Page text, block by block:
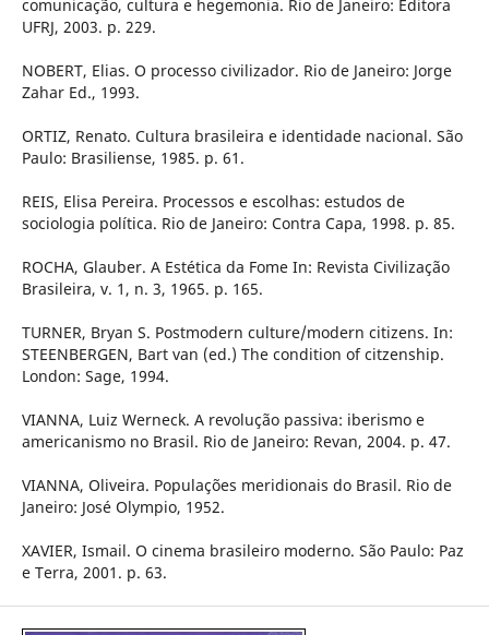
comunicação, cultura e hegemonia. Rio de Janeiro: Editora
UFRJ, 2003. p. 229.
NOBERT, Elias. O processo civilizador. Rio de Janeiro: Jorge
Zahar Ed., 1993.
ORTIZ, Renato. Cultura brasileira e identidade nacional. São
Paulo: Brasiliense, 1985. p. 61.
REIS, Elisa Pereira. Processos e escolhas: estudos de
sociologia política. Rio de Janeiro: Contra Capa, 1998. p. 85.
ROCHA, Glauber. A Estética da Fome In: Revista Civilização
Brasileira, v. 1, n. 3, 1965. p. 165.
TURNER, Bryan S. Postmodern culture/modern citizens. In:
STEENBERGEN, Bart van (ed.) The condition of citzenship.
London: Sage, 1994.
VIANNA, Luiz Werneck. A revolução passiva: iberismo e
americanismo no Brasil. Rio de Janeiro: Revan, 2004. p. 47.
VIANNA, Oliveira. Populações meridionais do Brasil. Rio de
Janeiro: José Olympio, 1952.
XAVIER, Ismail. O cinema brasileiro moderno. São Paulo: Paz
e Terra, 2001. p. 63.